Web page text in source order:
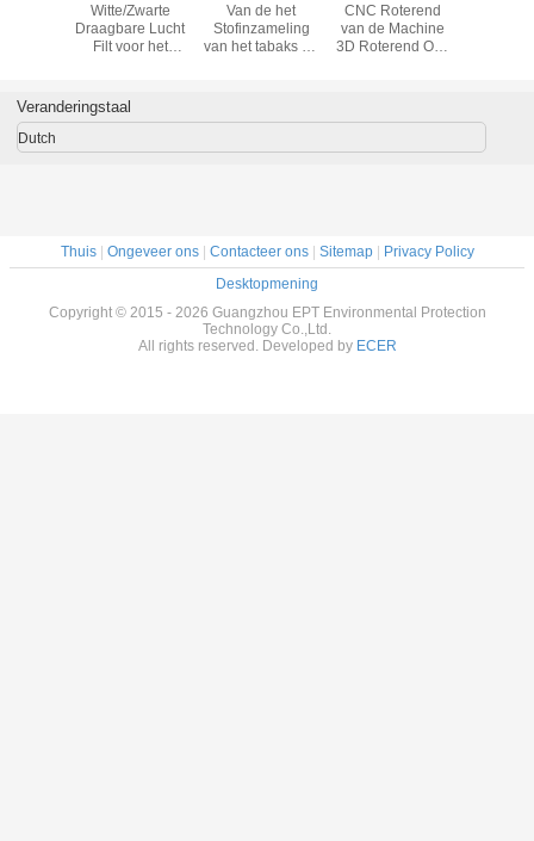
de de
voor
Witte/Zwarte
Draagbare Lucht
Filt voor het
Damptrekker
Van de het
Stofinzameling
van het tabaks de
Industriële Stof
CNC Roterend
van de Machine
3D Roterend Oxy
Scherp Materiaal
Veranderingstaal
Dutch
Thuis| Ongeveer ons| Contacteer ons| Sitemap| Privacy Policy
Desktopmening
Copyright © 2015 - 2026 Guangzhou EPT Environmental Protection
Technology Co.,Ltd.
All rights reserved. Developed by ECER